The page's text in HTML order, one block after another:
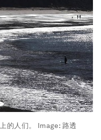
的人们。 Image: 路透